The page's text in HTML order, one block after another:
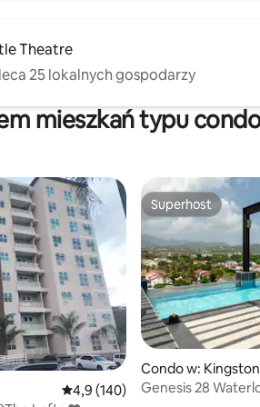
Theatre
25 lokalnych gospodarzy
mieszkań typu
214
Średnia ocena: 4,9 na 5, liczba
4,9 (140)
Superhost
Superhost
Condo w: Kingston
Genesis 28 Waterloo Ave